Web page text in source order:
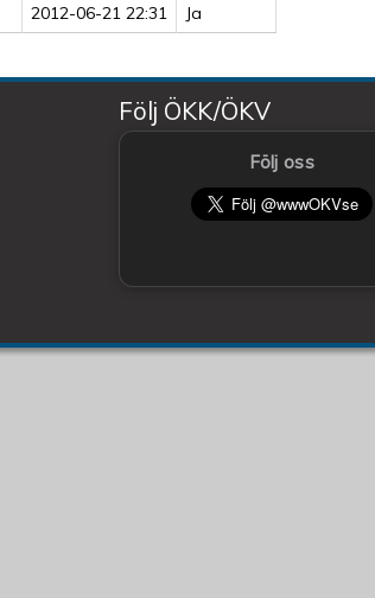
2012-06-21 22:31 Ja
Följ ÖKK/ÖKV
Följ oss